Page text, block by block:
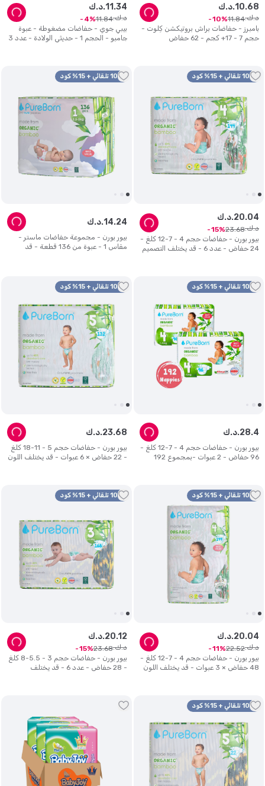
بامبرز - حفاضات براش بروتيكشن كِلوت -
حجم 7 - 17+ كجم - 62 حفاض
د.ك.10.68
د.ك. 11.84
10
بيبي جوي - حفاضات مضغوطة - عبوة
جامبو - الحجم 1 - حديثي الولادة - عدد 3
د.ك.11 .34
د.ك. 11.84
4
10% تلقائي + 15% كود
بيور بورن - حفاضات حجم 4 - 7-12 كلغ -
24 حفاض - عدد 6 - قد يختلف التصميم
د.ك.20.04
د.ك. 23.68
15
10% تلقائي + 15% كود
بيور بورن - مجموعة حفاضات ماستر -
مقاس 1 - عبوة من 136 قطعة - قد
د.ك.14.24
10% تلقائي + 15% كود
بيور بورن - حفاضات حجم 4 - 7-12 كلغ -
96 حفاض - 2 عبوات -بمجموع 192
د.ك.28.4
10% تلقائي + 15% كود
بيور بورن - حفاضات حجم 5 - 11-18 كلغ
- 22 حفاض × 6 عبوات - قد يختلف اللون
د.ك.23.68
10% تلقائي + 15% كود
بيور بورن - حفاضات حجم 4 - 7-12 كلغ -
48 حفاض × 3 عبوات - قد يختلف اللون
د.ك.20.04
د.ك. 22.52
11
10% تلقائي + 15% كود
بيور بورن - حفاضات حجم 3 - 5.5-8 كلغ
- 28 حفاض - عدد 6 - قد يختلف
د.ك.20.12
د.ك. 23.68
15
10% تلقائي + 15% كود